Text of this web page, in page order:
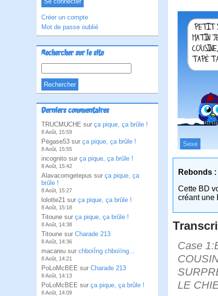
Créer un compte
Mot de passe oublié
Rechercher sur le site
Derniers commentaires
TRUCMUCHE sur ça pique, ça brûle !
8 Août, 15:59
Pégase53 sur ça pique, ça brûle !
8 Août, 15:55
incognito sur ça pique, ça brûle !
8 Août, 15:42
Alavacomgetepus sur ça pique, ça
brûle !
8 Août, 15:27
lolotte21 sur ça pique, ça brûle !
8 Août, 15:18
Titoune sur ça pique, ça brûle !
8 Août, 14:38
Titoune sur Charade 213
8 Août, 14:36
macareu sur chboïÏng chboïïng...
8 Août, 14:21
PoLoMcBEE sur Charade 213
8 Août, 14:13
PoLoMcBEE sur ça pique, ça brûle !
8 Août, 14:09
Sexe
Rebonds :
Cette BD
créant une
Case
LE